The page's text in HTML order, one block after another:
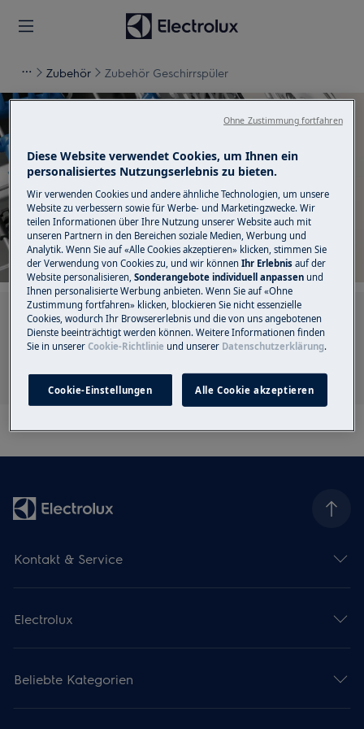
Zubehör Zubehör Geschirrspüler
Unterstützung für Zubehör
Geschirrspüler
Suchen Sie in unseren Support-Artikeln
Kontakt & Service
Electrolux
Beliebte Kategorien
Diese Website verwendet Cookies, um Ihnen ein
personalisiertes Nutzungserlebnis zu bieten.
Wir verwenden Cookies und andere ähnliche Technologien, um unsere
Website zu verbessern sowie für Werbe- und Marketingzwecke. Wir
teilen Informationen über Ihre Nutzung unserer Website auch mit
unseren Partnern in den Bereichen soziale Medien, Werbung und
Analytik. Wenn Sie auf «Alle Cookies akzeptieren» klicken, stimmen Sie
der Verwendung von Cookies zu, und wir könnenIhr Erlebnisauf der
Website personalisieren,Sonderangebote individuell anpassen und
Ihnen personalisierte Werbung anbieten. Wenn Sie auf «Ohne
Zustimmung fortfahren» klicken, blockieren Sie nicht essenzielle
Cookies, wodurch Ihr Browsererlebnis und die von uns angebotenen
Dienste beeinträchtigt werden können. Weitere Informationen finden
Sie in unsererCookie-Richtlinie und unserer Datenschutzerklärung.
Cookie-Einstellungen Alle Cookie akzeptieren
Ohne Zustimmung fortfahren